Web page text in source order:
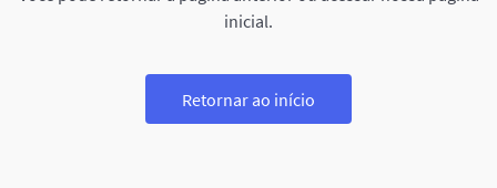
inicial.
Retornar ao início